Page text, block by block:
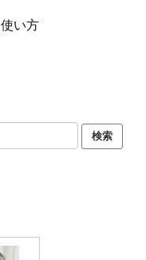
い方